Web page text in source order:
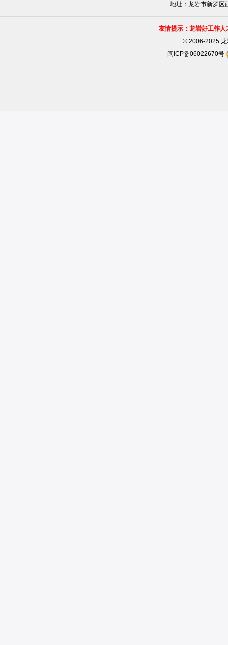
地址：龙岩市新罗区
友情提示：龙岩好工作
©2006-2025 龙
闽ICP备06022670号